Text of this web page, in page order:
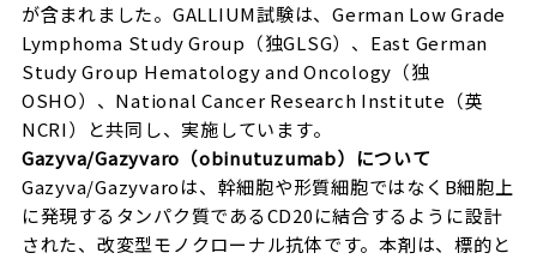
が含まれました。GALLIUM試験は、German Low Grade
Lymphoma Study Group（独GLSG）、East German
Study Group Hematology and Oncology（独
OSHO）、National Cancer Research Institute（英
NCRI）と共同し、実施しています。
Gazyva/Gazyvaro （obinutuzumab）について
Gazyva/Gazyvaroは、幹細胞や形質細胞ではなくB細胞上
に発現するタンパク質であるCD20に結合するように設計
された、改変型モノクローナル抗体です。本剤は、標的と